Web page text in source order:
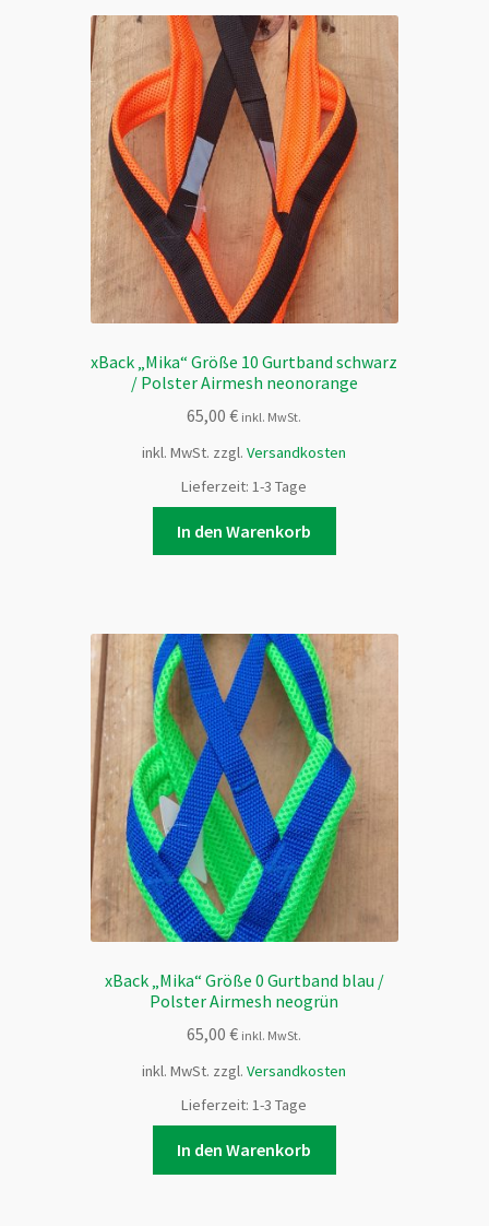
xBack „Mika“ Größe 10 Gurtband schwarz
/ Polster Airmesh neonorange
65,00€ inkl. MwSt.
inkl. MwSt. zzgl.Versandkosten
Lieferzeit: 1-3 Tage
In den Warenkorb
xBack „Mika“ Größe 0 Gurtband blau /
Polster Airmesh neogrün
65,00€ inkl. MwSt.
inkl. MwSt. zzgl.Versandkosten
Lieferzeit: 1-3 Tage
In den Warenkorb